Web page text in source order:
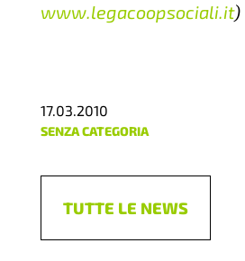
www.legacoopsociali.it)
17.03.2010
SENZA CATEGORIA
TUTTE LE NEWS